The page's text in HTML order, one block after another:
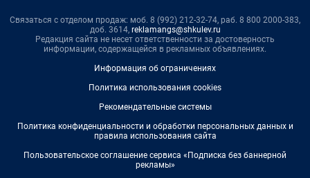
Связаться с отделом продаж: моб. 8 (992) 212-32-74, раб. 8 800 2000-383,
доб. 3614, reklamangs@shkulev.ru
Редакция сайта не несет ответственности за достоверность
информации, содержащейся в рекламных объявлениях.
Информация об ограничениях
Политика использования cookies
Рекомендательные системы
Политика конфиденциальности и обработки персональных данных и
правила использования сайта
Пользовательское соглашение сервиса «Подписка без баннерной
рекламы»